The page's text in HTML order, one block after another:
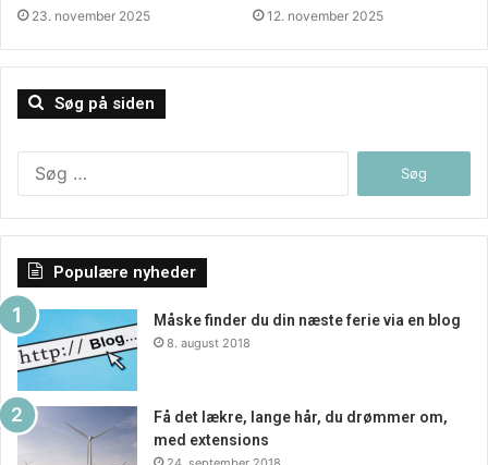
23. november 2025 12. november 2025
Søg på siden
Populære nyheder
Måske finder du din næste ferie via en blog
8. august 2018
Få det lækre, lange hår, du drømmer om,
med extensions